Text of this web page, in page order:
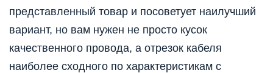
представленный товар и посоветует наилучший
вариант, но вам нужен не просто кусок
качественного провода, а отрезок кабеля
наиболее сходного по характеристикам с